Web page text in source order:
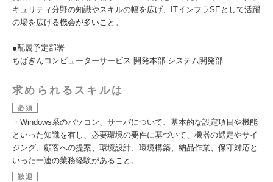
キュリティ分野の知識やスキルの幅を広げ、ITインフラSEとして活躍
の場を広げる機会が多いこと。
●配属予定部署
ちばぎんコンピューターサービス 開発本部 システム開発部
求められるスキルは
必須
・Windows系のパソコン、サーバについて、基本的な設定項目や機能
といった知識を有し、必要環境の要件に基づいて、機器の選定やサイ
ジング、顧客への提案、環境設計、環境構築、納品作業、保守対応と
いった一連の業務経験があること。
歓迎